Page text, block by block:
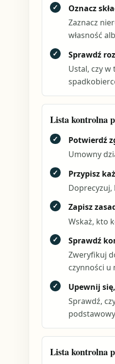
✓
Oznacz
Zaznacz
własność
✓
Sprawdź
Ustal, czy w
Lista kontrolna
✓
Potwierdź
Umowny
✓
Przypisz
✓
Zapisz
Wskaż, kto
✓
Sprawdź
Zweryfikuj
czynności u
✓
Upewnij
Sprawdź,
Lista kontrolna